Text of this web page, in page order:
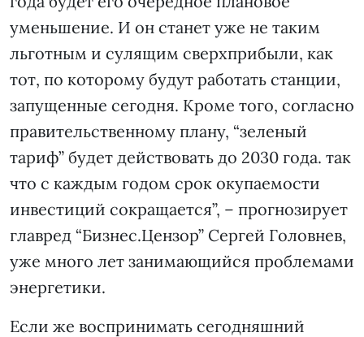
уменьшение. И он станет уже не таким
льготным и сулящим сверхприбыли, как
тот, по которому будут работать станции,
запущенные сегодня. Кроме того, согласно
правительственному плану, “зеленый
тариф” будет действовать до 2030 года. так
что с каждым годом срок окупаемости
инвестиций сокращается”, – прогнозирует
главред “Бизнес.Цензор” Сергей Головнев,
уже много лет занимающийся проблемами
энергетики.
Если же воспринимать сегодняшний